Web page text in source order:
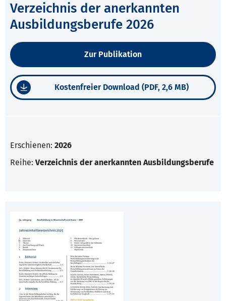
Verzeichnis der anerkannten
Ausbildungsberufe 2026
Zur Publikation
Kostenfreier Download (PDF, 2,6 MB)
Erschienen: 2026
Reihe: Verzeichnis der anerkannten Ausbildungsberufe